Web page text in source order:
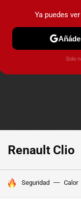
PRUEBAS
Renault Clio
HOY SE HABLA DE
Seguridad Calor
Ya puedes
Solo